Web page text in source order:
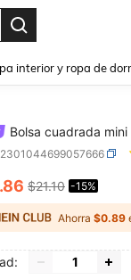
interior y ropa de
Bolsa cuadrada
AND
.86 $21.10 -15%
Ahorra $0.89